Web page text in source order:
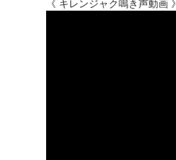
《 キレンジャク鳴き声動画 》